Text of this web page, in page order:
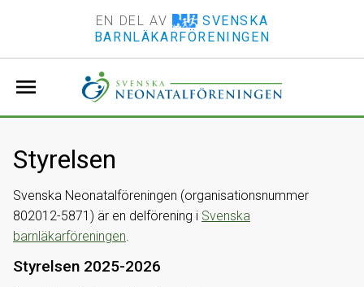
EN DEL AV
SVENSKA
BARNLÄKARFÖRENINGEN
menu
Styrelsen
Svenska Neonatalföreningen (organisationsnummer
802012-5871) är en delförening i Svenska
barnläkarföreningen
Styrelsen 2025-2026